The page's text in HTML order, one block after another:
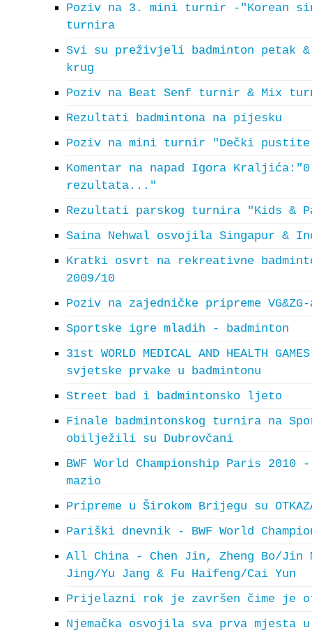
Poziv na 3. mini turnir -"Korean
turnira
Svi su preživjeli badminton petak
krug
Poziv na Beat Senf turnir & Mix
Rezultati badmintona na pijesku
Poziv na mini turnir "Dečki
Komentar na napad Igora Kraljića:"0
rezultata..."
Rezultati parskog turnira "Kids &
Saina Nehwal osvojila Singapur &
Kratki osvrt na rekreativne
2009/10
Poziv na zajedničke pripreme
Sportske igre mladih - badminton
31st WORLD MEDICAL AND HEALTH
svjetske prvake u badmintonu
Street bad i badmintonsko ljeto
Finale badmintonskog turnira na
obilježili su Dubrovčani
BWF World Championship Paris
mazio
Pripreme u Širokom Brijegu su
Pariški dnevnik - BWF World
All China - Chen Jin, Zheng Bo/Jin
Jing/Yu Jang & Fu Haifeng/Cai Yun
Prijelazni rok je završen čime je
Njemačka osvojila sva prva